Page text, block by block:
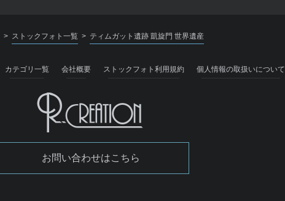
> ストックフォト一覧 > ティムガット遺跡 凱旋門 世界遺産
カテゴリ一覧 会社概要 ストックフォト利用規約 個人情報の取扱いについて
お問い合わせはこちら